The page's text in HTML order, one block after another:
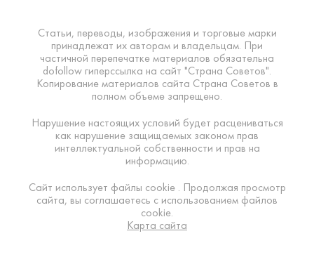
Статьи, переводы, изображения и торговые марки
принадлежат их авторам и владельцам. При
частичной перепечатке материалов обязательна
dofollow гиперссылка на сайт "Страна Советов".
Копирование материалов сайта Страна Советов в
полном объеме запрещено.
Нарушение настоящих условий будет расцениваться
как нарушение защищаемых законом прав
интеллектуальной собственности и прав на
информацию.
Сайт использует файлы cookie . Продолжая просмотр
сайта, вы соглашаетесь с использованием файлов
cookie.
Карта сайта